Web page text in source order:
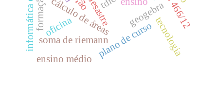
cálculo de áreas geogebra
soma de riemannplano de curso
desastre
oficina tecnologia
ensino médio